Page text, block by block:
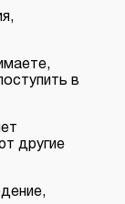
в
другие